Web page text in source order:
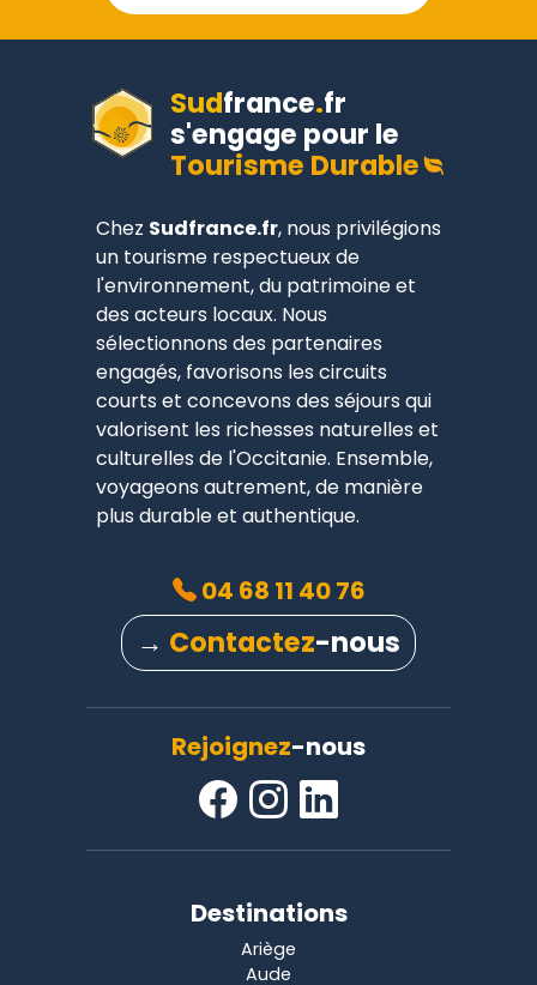
Sudfrance.fr
s'engage pour le
Tourisme Durable
Chez Sudfrance.fr, nous privilégions
un tourisme respectueux de
l'environnement, du patrimoine et
des acteurs locaux. Nous
sélectionnons des partenaires
engagés, favorisons les circuits
courts et concevons des séjours qui
valorisent les richesses naturelles et
culturelles de l'Occitanie. Ensemble,
voyageons autrement, de manière
plus durable et authentique.
Rejoignez-nous
04 68 11 40 76
→ Contactez-nous
Destinations
Ariège
Aude